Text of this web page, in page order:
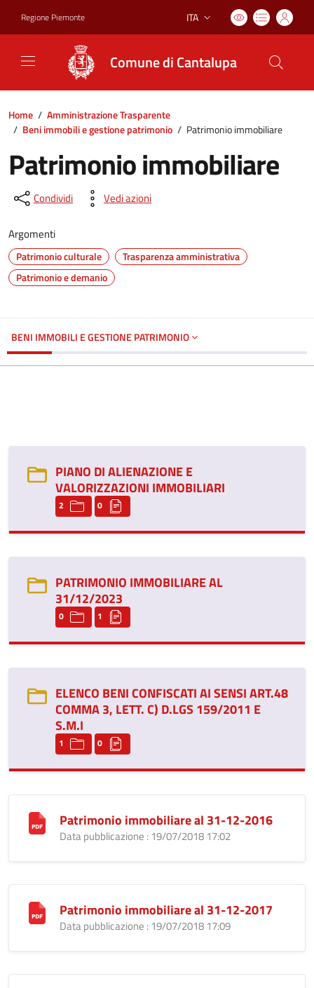
Regione Piemonte Lingua attiva:
ITA
Comune di Cantalupa
Home / Amministrazione Trasparente
/ Beni immobili e gestione patrimonio / Patrimonio immobiliare
Patrimonio immobiliare
Condividi Vedi azioni
Argomenti
Patrimonio culturale
Trasparenza amministrativa
Patrimonio e demanio
BENI IMMOBILI E GESTIONE PATRIMONIO
PIANO DI ALIENAZIONE E
VALORIZZAZIONI IMMOBILIARI
2 0
PATRIMONIO IMMOBILIARE AL
31/12/2023
0 1
ELENCO BENI CONFISCATI AI SENSI ART.48
COMMA 3, LETT. C) D.LGS 159/2011 E
S.M.I
1 0
Patrimonio immobiliare al 31-12-2016
Data pubblicazione : 19/07/2018 17:02
Patrimonio immobiliare al 31-12-2017
Data pubblicazione : 19/07/2018 17:09